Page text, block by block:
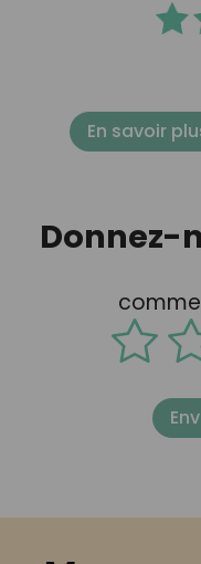
En savoir
Donnez-